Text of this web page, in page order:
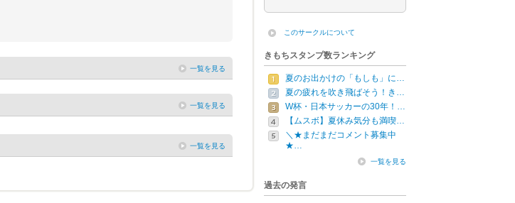
一覧を見る
一覧を見る
一覧を見る
このサークルについて
きもちスタンプ数ランキング
夏のお出かけの「もしも」に…
夏の疲れを吹き飛ばそう！き…
W杯・日本サッカーの30年！…
【ムスボ】夏休み気分も満喫…
＼★まだまだコメント募集中
★…
一覧を見る
過去の発言